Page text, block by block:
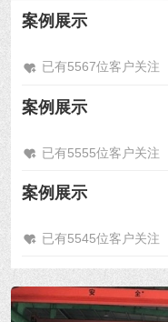
案例展示
已有5567位客户关注
案例展示
已有5555位客户关注
案例展示
已有5545位客户关注